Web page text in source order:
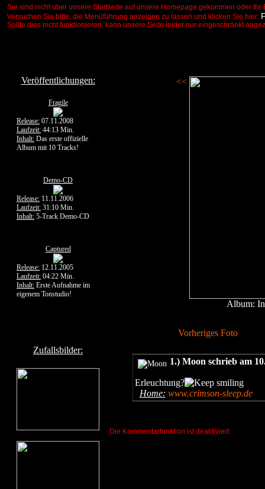
Sie sind nicht über unsere Startseite auf unsere Homepage gekommen oder
Versuchen Sie bitte, die Menüführung anzeigen zu lassen und klicken Sie hier:
Sollte dies nicht funktionieren, kann unsere Seite leider nur eingeschränkt
Veröffentlichungen:
Fragile
Release: 07.11.2008
Laufzeit: 44:13 Min.
Inhalt: Das erste offizielle
Album mit 10 Tracks!
Demo-CD
Release: 11.11.2006
Laufzeit: 31:10 Min.
Inhalt: 5-Track Demo-CD
Captured
Release: 12.11.2005
Laufzeit: 04:22 Min.
Inhalt: Erste Aufnahme im
eigenem Tonstudio!
Zufallsbilder:
<<
Album:
Vorheriges Foto
1.) Moon schrieb am
Erleuchtung?
Home: www.crimson-sleep.de
Die Kommentarfunktion ist deaktiviert.